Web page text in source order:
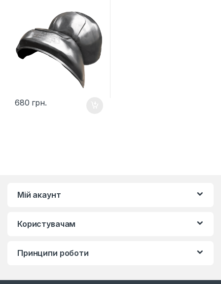
680 грн.
Мій акаунт
Користувачам
Принципи роботи